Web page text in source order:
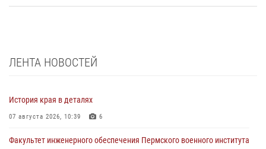
ЛЕНТА НОВОСТЕЙ
История края в деталях
07 августа 2026, 10:39 6
Факультет инженерного обеспечения Пермского военного института